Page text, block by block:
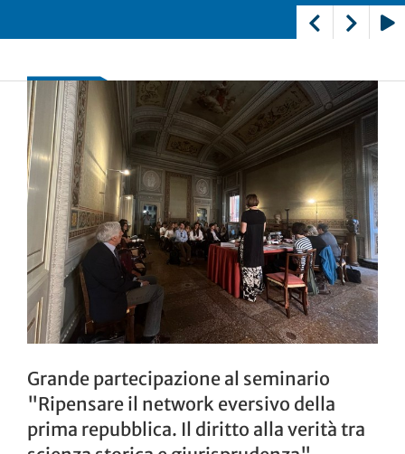
Grande partecipazione al seminario
"Ripensare il network eversivo della
prima repubblica. Il diritto alla verità tra